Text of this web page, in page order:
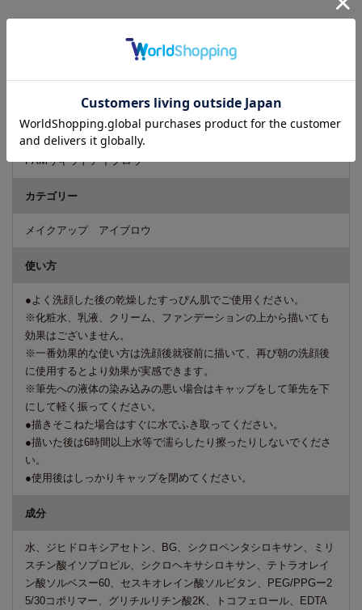
商品詳細
商品名
PAMリキッドアイブロウ
カテゴリー
メイクアップ アイブロウ
使い方
●よく洗顔した後の乾燥したすっぴん肌でご使用ください。
※化粧水、乳液、クリーム、ファンデーションの上から描いても
効果はございません。
※一番効果的な使い方は洗顔後就寝前に描いて、再び朝の洗顔後
に使用するとより効果が実感できます。
※筆先への液体の染み込みの悪い場合はキャップをして筆先を下
にして軽く振ってください。
●描きそこねた場合はすぐに水でふき取ってください。
●描いた後は6時間以上水等で濡らしたり擦ったりしないでくださ
い。
●使用後はしっかりキャップを閉めてください。
成分
水、ジヒドロキシアセトン、BG、シクロペンタシロキサン、ミリ
スチン酸イソプロピル、シクロヘキサシロキサン、テトラオレイ
ン酸ソルベスー60、セスキオレイン酸ソルビタン、PEG/PPGー2
5/30コポリマー、グリチルリチン酸2K、トコフェロール、EDTA